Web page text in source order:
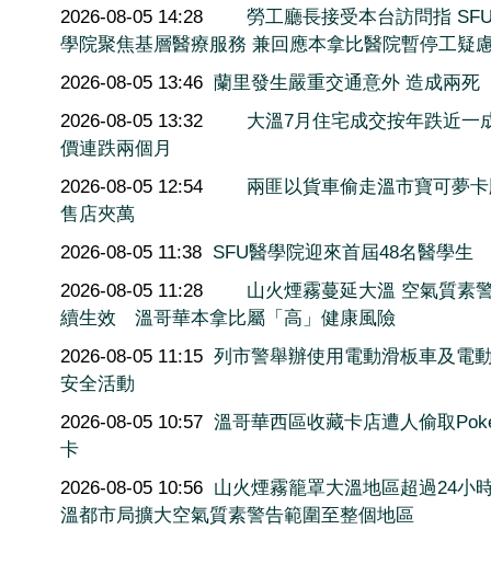
2026-08-05 14:28
勞工廳長接受本台訪問指
學院聚焦基層醫療服務 兼回應本拿比醫院暫停工疑
2026-08-05 13:46 蘭里發生嚴重交通意外 造成兩死
2026-08-05 13:32
大溫7月住宅成交按年跌近
價連跌兩個月
2026-08-05 12:54
兩匪以貨車偷走溫市寶可夢
售店夾萬
2026-08-05 11:38 SFU醫學院迎來首屆48名醫學生
2026-08-05 11:28
山火煙霧蔓延大溫 空氣質素
續生效 溫哥華本拿比屬「高」健康風險
2026-08-05 11:15 列市警舉辦使用電動滑板車及電
安全活動
2026-08-05 10:57 溫哥華西區收藏卡店遭人偷取
卡
2026-08-05 10:56 山火煙霧籠罩大溫地區超過24小
溫都市局擴大空氣質素警告範圍至整個地區